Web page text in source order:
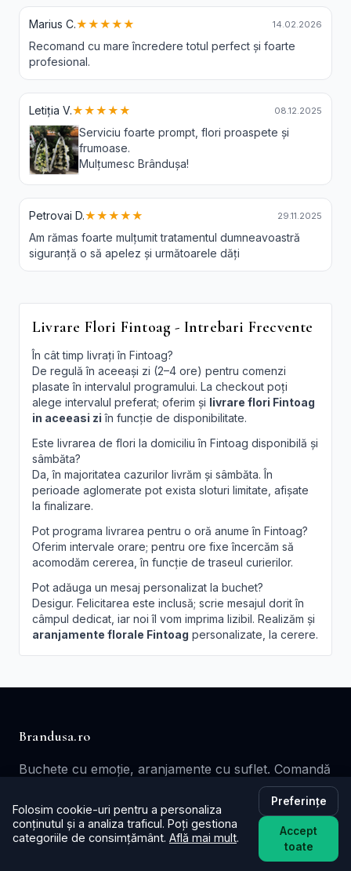
Marius C.★★★★★ 14.02.2026
Recomand cu mare încredere totul perfect și foarte
profesional.
Letiția V.★★★★★ 08.12.2025
Serviciu foarte prompt, flori proaspete și
frumoase.
Mulțumesc Brândușa!
Petrovai D.★★★★★ 29.11.2025
Am rămas foarte mulțumit tratamentul dumneavoastră
siguranță o să apelez și următoarele dăți
Livrare Flori Fintoag - Intrebari Frecvente
În cât timp livrați în Fintoag?
De regulă în aceeași zi (2–4 ore) pentru comenzi
plasate în intervalul programului. La checkout poți
alege intervalul preferat; oferim și livrare flori Fintoag
in aceeasi zi în funcție de disponibilitate.
Este livrarea de flori la domiciliu în Fintoag disponibilă și
sâmbăta?
Da, în majoritatea cazurilor livrăm și sâmbăta. În
perioade aglomerate pot exista sloturi limitate, afișate
la finalizare.
Pot programa livrarea pentru o oră anume în Fintoag?
Oferim intervale orare; pentru ore fixe încercăm să
acomodăm cererea, în funcție de traseul curierilor.
Pot adăuga un mesaj personalizat la buchet?
Desigur. Felicitarea este inclusă; scrie mesajul dorit în
câmpul dedicat, iar noi îl vom imprima lizibil. Realizăm și
aranjamente florale Fintoag personalizate, la cerere.
Brandusa.ro
Buchete cu emoție, aranjamente cu suflet. Comandă
online flori cu livrare în aceeași zi în toată țara.
📞+40753621077
✉️ contact@brandusa.ro
Folosim cookie-uri pentru a personaliza
conținutul și a analiza traficul. Poți gestiona
categoriile de consimțământ. Află mai mult.
Preferințe
Accept
toate